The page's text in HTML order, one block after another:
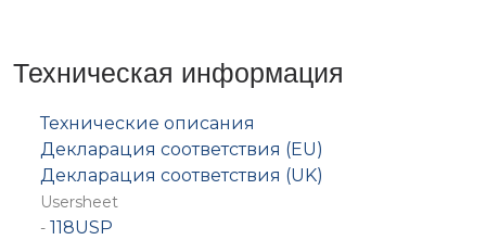
Техническая информация
Технические описания
Декларация соответствия (EU)
Декларация соответствия (UK)
Usersheet
- 118USP